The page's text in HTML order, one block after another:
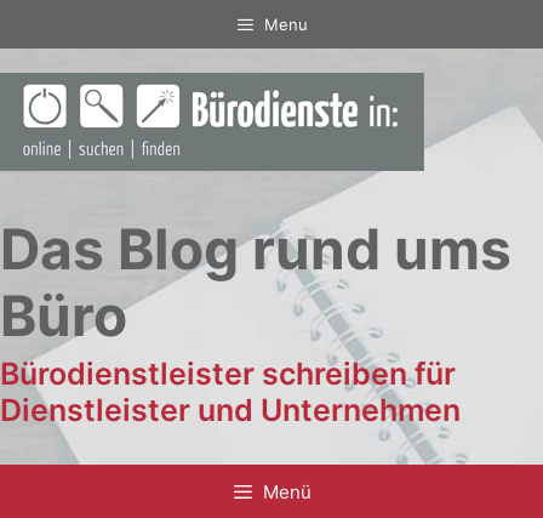
Inhalt
springen
Menu
Das Blog rund ums
Büro
Bürodienstleister schreiben für
Dienstleister und Unternehmen
Menü